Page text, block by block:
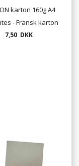
karton 160g A4
- Fransk karton
(enkelt ark)
7,50 DKK